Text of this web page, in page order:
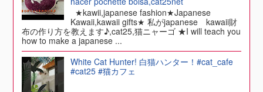
★kawii,japanese fashion★Japanese
Kawaii,kawaii gifts★ 私がjapanese kawaii財
布の作り方を教えます♪,cat25,猫ニャーゴ ★I will teach you
how to make a japanese ...
White Cat Hunter! 白猫ハンター！#cat_cafe
#cat25 #猫カフェ